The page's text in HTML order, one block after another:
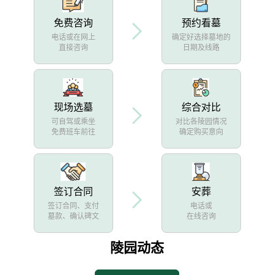
免费咨询
电话或在网上
直接咨询
预约看墓
确定好选择墓地的
日期及线路
现场选墓
可自驾或乘坐
免费班车前往
综合对比
对比各陵园情况
确定购买意向
签订合同
签订合同、支付
墓款、确认碑文
安葬
电话或
在线咨询
陵园动态